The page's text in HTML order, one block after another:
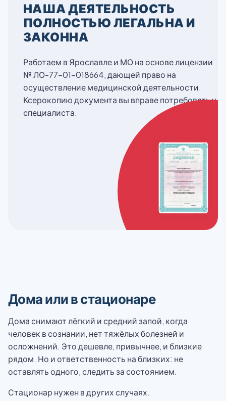
НАША ДЕЯТЕЛЬНОСТЬ
ПОЛНОСТЬЮ ЛЕГАЛЬНА И
ЗАКОННА
Работаем в Ярославле и МО на основе лицензии
№ ЛО-77-01-018664, дающей право на
осуществление медицинской деятельности.
Ксерокопию документа вы вправе потребовать у
специалиста.
Дома или в стационаре
Дома снимают лёгкий и средний запой, когда
человек в сознании, нет тяжёлых болезней и
осложнений. Это дешевле, привычнее, и близкие
рядом. Но и ответственность на близких: не
оставлять одного, следить за состоянием.
Стационар нужен в других случаях.